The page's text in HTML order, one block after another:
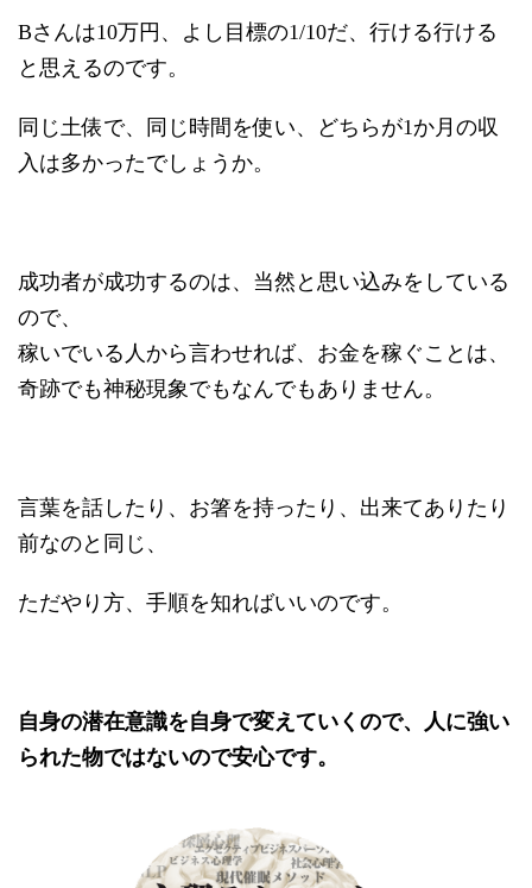
Bさんは10万円、よし目標の1/10だ、行ける行ける
と思えるのです。
同じ土俵で、同じ時間を使い、どちらが1か月の収
入は多かったでしょうか。
成功者が成功するのは、当然と思い込みをしている
ので、
稼いでいる人から言わせれば、お金を稼ぐことは、
奇跡でも神秘現象でもなんでもありません。
言葉を話したり、お箸を持ったり、出来てありたり
前なのと同じ、
ただやり方、手順を知ればいいのです。
自身の潜在意識を自身で変えていくので、人に強い
られた物ではないので安心です。